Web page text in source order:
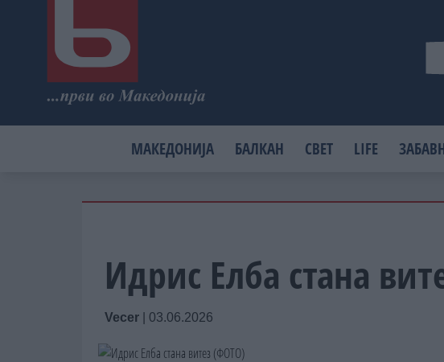
МАКЕДОНИЈА БАЛКАН СВЕТ LIFE
Идрис Елба стана
Vecer 03.06.2026